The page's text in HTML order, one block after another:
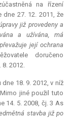
na řízení
27. 12. 2011, že
již provedeny a
a užívána, má
její ochrana
doručeno
2012.
18. 9. 2012, v níž
jiné použil tuto
14. 5. 2008, čj. 3 As
stavba již po